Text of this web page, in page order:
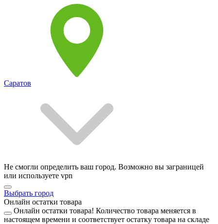
Саратов
Не смогли определить ваш город. Возможно вы заграницей
или используете vpn
Выбрать город
Онлайн остатки товара
Онлайн остатки товара! Количество товара меняется в
настоящем времени и соответствует остатку товара на складе